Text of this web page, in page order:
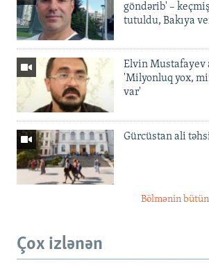
göndərib' –
tutuldu, Bakıya
Elvin Mustafayev
'Milyonluq yox,
var'
Gürcüstan ali
Bölmənin
Çox izlənən